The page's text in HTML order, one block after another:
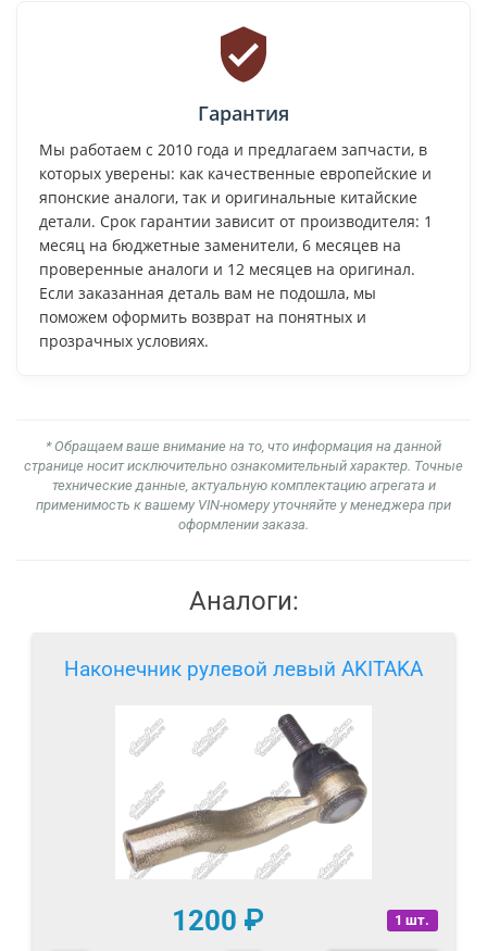
Гарантия
Мы работаем с 2010 года и предлагаем запчасти, в
которых уверены: как качественные европейские и
японские аналоги, так и оригинальные китайские
детали. Срок гарантии зависит от производителя: 1
месяц на бюджетные заменители, 6 месяцев на
проверенные аналоги и 12 месяцев на оригинал.
Если заказанная деталь вам не подошла, мы
поможем оформить возврат на понятных и
прозрачных условиях.
* Обращаем ваше внимание на то, что информация на данной
странице носит исключительно ознакомительный характер. Точные
технические данные, актуальную комплектацию агрегата и
применимость к вашему VIN-номеру уточняйте у менеджера при
оформлении заказа.
Аналоги:
Наконечник рулевой левый AKITAKA
1 шт.
1200 ₽